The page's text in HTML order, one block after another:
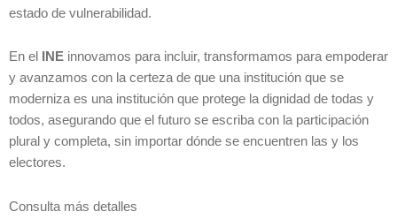
estado de vulnerabilidad.
En el INE innovamos para incluir, transformamos para empoderar
y avanzamos con la certeza de que una institución que se
moderniza es una institución que protege la dignidad de todas y
todos, asegurando que el futuro se escriba con la participación
plural y completa, sin importar dónde se encuentren las y los
electores.
Consulta más detalles